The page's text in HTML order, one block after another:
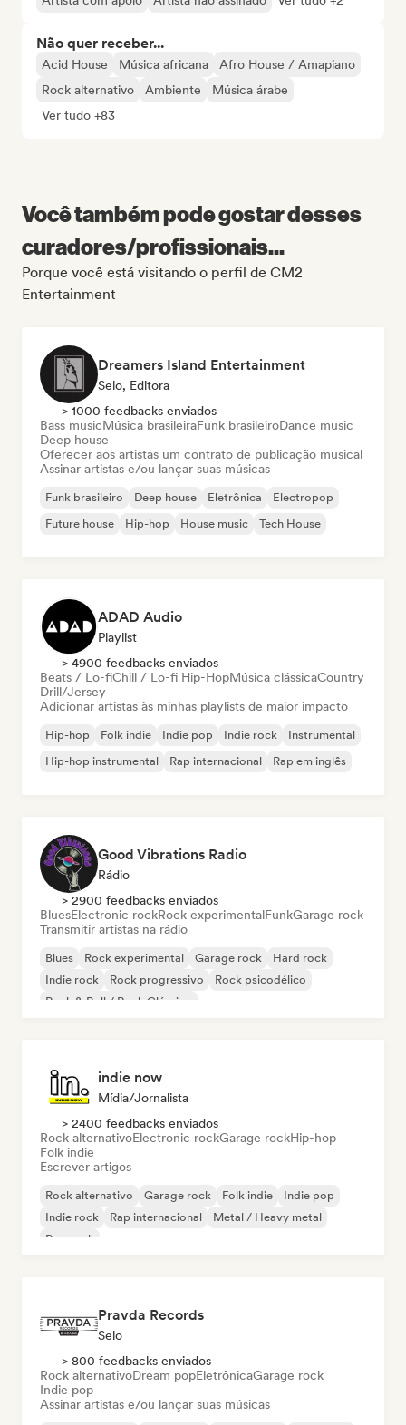
Não quer receber...
Acid House Música africana
Afro House / Amapiano
Rock alternativo
Ambiente
Música árabe
Ver tudo +83
Você também pode gostar desses
curadores/profissionais...
Porque você está visitando o perfil de CM2
Entertainment
Dreamers Island Entertainment
Selo, Editora
> 1000 feedbacks enviados
Bass musicMúsica brasileiraFunk brasileiroDance music
Deep house
Oferecer aos artistas um contrato de publicação musical
Assinar artistas e/ou lançar suas músicas
Funk brasileiro Deep house Eletrônica
Electropop
Future house
Hip-hop House music Tech House
ADAD Audio
Playlist
> 4900 feedbacks enviados
Beats / Lo-fiChill / Lo-fi Hip-HopMúsica clássicaCountry
Drill/Jersey
Adicionar artistas às minhas playlists de maior impacto
Hip-hop Folk indie Indie pop Indie rock
Instrumental
Hip-hop instrumental
Rap internacional Rap em inglês
Good Vibrations Radio
Rádio
> 2900 feedbacks enviados
BluesElectronic rockRock experimentalFunkGarage rock
Transmitir artistas na rádio
Blues Rock experimental Garage rock
Hard rock
Indie rock
Rock progressivo
Rock psicodélico
Rock & Roll / Rock Clássico
indie now
Mídia/Jornalista
> 2400 feedbacks enviados
Rock alternativoElectronic rockGarage rockHip-hop
Folk indie
Escrever artigos
Rock alternativo Garage rock Folk indie
Indie pop
Indie rock
Rap internacional
Metal / Heavy metal
Pop rock
Pravda Records
Selo
> 800 feedbacks enviados
Rock alternativoDream popEletrônicaGarage rock
Indie pop
Assinar artistas e/ou lançar suas músicas